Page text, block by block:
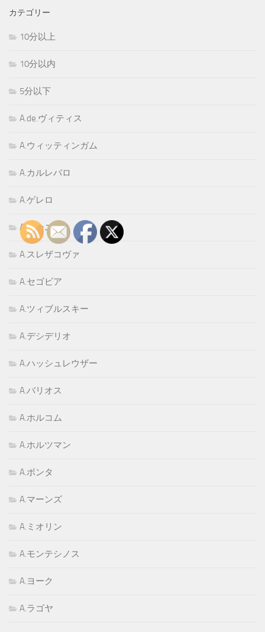
カテゴリー
10分以上
10分以内
5分以下
A.de.ヴィティス
A.ウィッティンガム
A.カルレバロ
A.ゲレロ
A.ゴーニ
A.スレザコヴァ
A.セゴビア
A.ツィブルスキー
A.デシデリオ
A.ハッシュレウザー
A.バリオス
A.ホルコム
A.ホルツマン
A.ボンタ
A.マーンズ
A.ミオリン
A.モンテシノス
A.ヨーク
A.ラゴヤ